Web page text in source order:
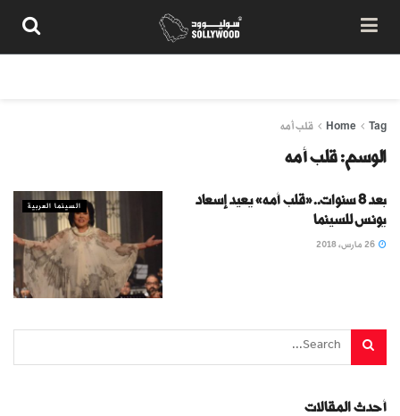
Home Tag قلب أمه
الوسم:قلب أمه
السينما العربية
بعد 8 سنوات.. «قلب أمه» يعيد إسعاد
يونس للسينما
أحدث المقالات